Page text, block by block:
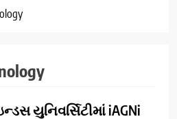
યુનિવર્સિટીમાં iAGNi